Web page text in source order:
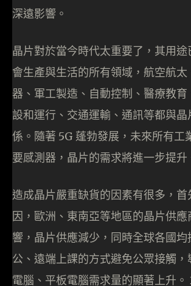
深遠影響。
晶片對於當今時代太重要了，其用途
會生產與生活的所有領域，航空航
器、軍工製造、自動控制、醫療教育
設和運行、交通運輸、通訊等都與晶
係。隨著 5G 蓬勃發展，未來所有工
要感測器，晶片的需求將進一步提升
造成晶片嚴重缺貨的因素有很多，首
因，歐洲、東南亞等地區的晶片供
響，晶片供應減少，同時全球各國
公、遠端上課的方式避免公眾接觸，
電腦、平板電腦需求量的顯著上升